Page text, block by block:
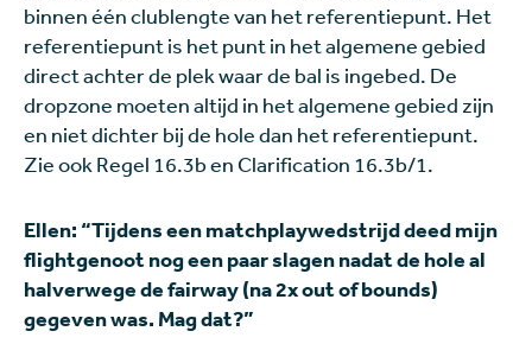
binnen één clublengte van het referentiepunt. Het
referentiepunt is het punt in het algemene gebied
direct achter de plek waar de bal is ingebed. De
dropzone moeten altijd in het algemene gebied zijn
en niet dichter bij de hole dan het referentiepunt.
Zie ook Regel 16.3b en Clarification 16.3b/1.
Ellen: “Tijdens een matchplaywedstrijd deed mijn
flightgenoot nog een paar slagen nadat de hole al
halverwege de fairway (na 2x out of bounds)
gegeven was. Mag dat?”